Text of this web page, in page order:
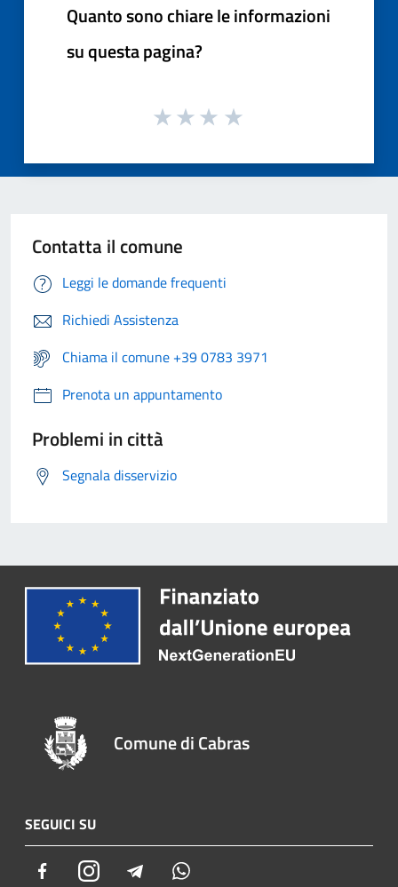
Quanto sono chiare le informazioni
su questa pagina?
Contatta il comune
Leggi le domande frequenti
Richiedi Assistenza
Chiama il comune +39 0783 3971
Prenota un appuntamento
Problemi in città
Segnala disservizio
Comune di Cabras
SEGUICI SU
FacebookInstagram Telegram